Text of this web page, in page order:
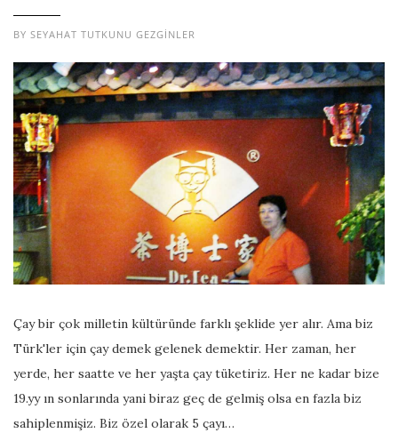
BY SEYAHAT TUTKUNU GEZGINLER
Çay bir çok milletin kültüründe farklı şeklide yer alır. Ama biz
Türk'ler için çay demek gelenek demektir. Her zaman, her
yerde, her saatte ve her yaşta çay tüketiriz. Her ne kadar bize
19.yy ın sonlarında yani biraz geç de gelmiş olsa en fazla biz
sahiplenmişiz. Biz özel olarak 5 çayı…